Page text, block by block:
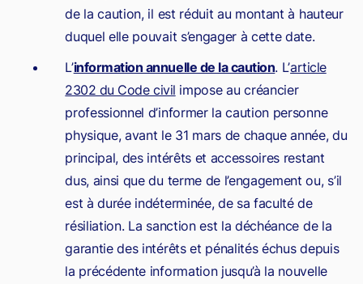
de la caution, il est réduit au montant à hauteur
duquel elle pouvait s’engager à cette date.
L’information annuelle de la caution. L’article
2302 du Code civil impose au créancier
professionnel d’informer la caution personne
physique, avant le 31 mars de chaque année, du
principal, des intérêts et accessoires restant
dus, ainsi que du terme de l’engagement ou, s’il
est à durée indéterminée, de sa faculté de
résiliation. La sanction est la déchéance de la
garantie des intérêts et pénalités échus depuis
la précédente information jusqu’à la nouvelle